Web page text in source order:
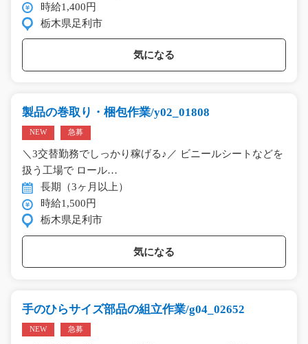
時給1,400円
栃木県足利市
気になる
製品の巻取り・梱包作業/y02_01808
NEW 急募
＼3交替勤務でしっかり稼げる♪／ ビニールシートなどを
扱う工場で ロール…
長期（3ヶ月以上）
時給1,500円
栃木県足利市
気になる
手のひらサイズ部品の組立作業/g04_02652
NEW 急募